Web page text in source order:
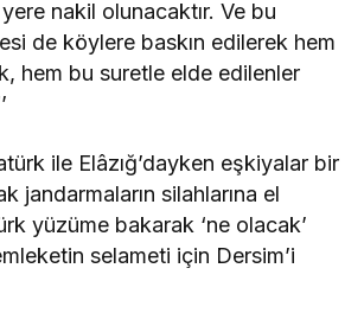
nakil olunacaktır. Ve bu
de köylere baskın edilerek hem
hem bu suretle elde edilenler
ile Elâzığ’dayken eşkiyalar bir
jandarmaların silahlarına el
yüzüme bakarak ‘ne olacak’
selameti için Dersim’i